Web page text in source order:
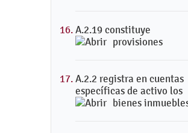
A.2.19 constituye
provisiones
A.2.2 registra en cuentas
específicas de activo los
bienes